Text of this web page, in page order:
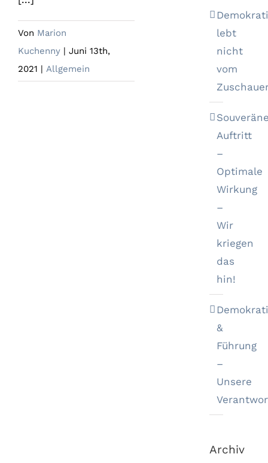
Von Marion
Kuchenny | Juni 13th,
2021 | Allgemein
lebt
nicht
vom
Auftritt
–
Optimale
Wirkung
–
Wir
kriegen
das
hin!
&
Führung
–
Unsere
Archiv